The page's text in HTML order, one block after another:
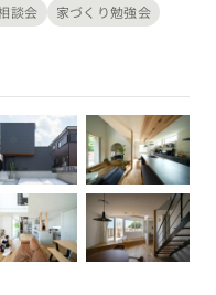
取手市・守谷市・つくばみ
談会
家づくり勉強会